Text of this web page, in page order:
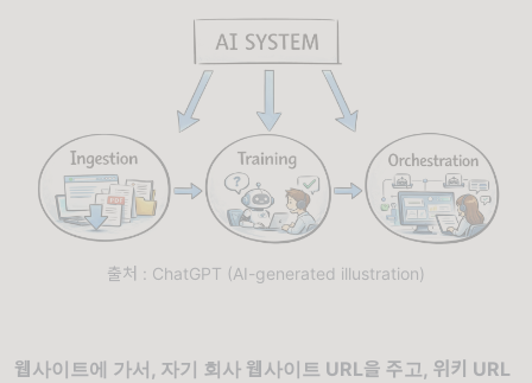
출처 : ChatGPT (AI-generated illustration)
웹사이트에 가서, 자기 회사 웹사이트 URL을 주고, 위키 URL